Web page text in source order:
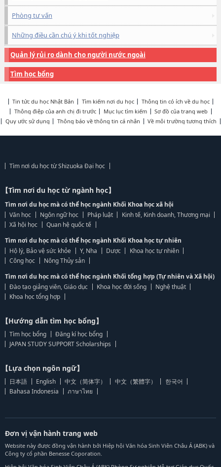
Phòng tư vấn
Những điều cần chú ý khi tốt nghiệp
Quản lý rủi ro dành cho người nước ngoài
Tìm học bổng
Tin tức du học Nhật Bản Tìm kiếm nơi du học
Thông tin có ích về du học
Thông điệp của anh chị đi trước
Mục lục tìm kiếm
Sơ đồ của trang web
Quy ước sử dụng
Thông báo về thông tin cá nhân Về môi trường tương thích
Tìm nơi du học từ Shizuoka Đại học
【Tìm nơi du học từ ngành học】
Tìm nơi du học mà có thể học ngành Khối Khoa học xã hội
Văn học
Ngôn ngữ học Pháp luật
Kinh tế, Kinh doanh, Thương mại
Xã hội học
Quan hệ quốc tế
Tìm nơi du học mà có thể học ngành Khối Khoa học tự nhiên
Hộ lý, Bảo vệ sức khỏe
Y, Nha Dược
Khoa học tự nhiên
Công học
Nông Thủy sản
Tìm nơi du học mà có thể học ngành Khối tổng hợp (Tự nhiên và Xã hội)
Đào tạo giảng viên, Giáo dục
Khoa học đời sống
Nghệ thuật
Khoa học tổng hợp
【Hướng dẫn tìm học bổng】
Tìm học bổng
Đăng kí học bổng
JAPAN STUDY SUPPORT Scholarships
【Lựa chọn ngôn ngữ】
日本語 English 中文（简体字） 中文（繁體字）
한국어
Bahasa Indonesia
ภาษาไทย
Đơn vị vận hành trang web
Website này được đồng vận hành bởi Hiệp hội Văn hóa Sinh Viên Châu Á (ABK) và
Công ty cổ phần Benesse Coporation.